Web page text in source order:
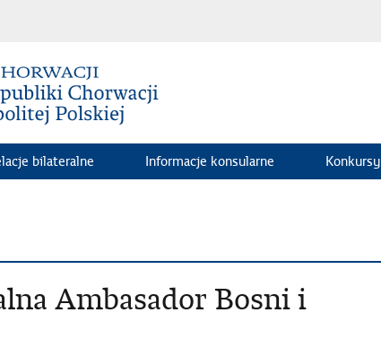
bilateralne Informacje konsularne Konkursy
Ambasador Bosni i